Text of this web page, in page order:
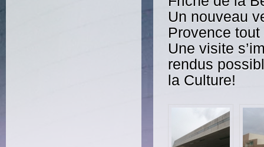
Un nouveau
Provence tout
Une visite
rendus
la Culture!